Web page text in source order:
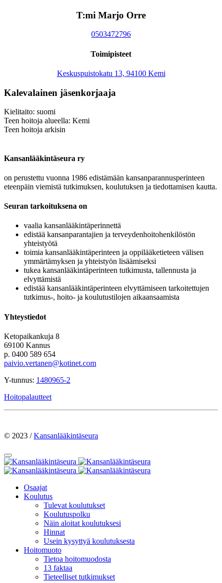
T:mi Marjo Orre
0503472796
Toimipisteet
Keskuspuistokatu 13, 94100 Kemi
Kalevalainen jäsenkorjaaja
Kielitaito: suomi
Teen hoitoja alueella: Kemi
Teen hoitoja arkisin
Kansanlääkintäseura ry
on perustettu vuonna 1986 edistämään kansanparannusperinteen
eteenpäin viemistä tutkimuksen, koulutuksen ja tiedottamisen kautta.
Seuran tarkoituksena on
vaalia kansanlääkintäperinnettä
edistää kansanparantajien ja terveydenhoitohenkilöstön
yhteistyötä
toimia kansanlääkintäperinteen ja oppilääketieteen välisen
ymmärtämyksen ja yhteistyön lisäämiseksi
tukea kansanlääkintäperinteen tutkimusta, tallennusta ja
elvyttämistä
edistää kansanlääkintäperinteen elvyttämiseen tarkoitettujen
tutkimus-, hoito- ja koulutustilojen aikaansaamista
Yhteystiedot
Ketopaikankuja 8
69100 Kannus
p. 0400 589 654
paivio.vertanen@kotinet.com
Y-tunnus: 1480965-2
Hoitopalautteet
© 2023 /Kansanlääkintäseura
Osaajat
Koulutus
Tulevat koulutukset
Koulutuspolku
Näin aloitat koulutuksesi
Hinnat
Usein kysyttyä koulutuksesta
Hoitomuoto
Tietoa hoitomuodosta
13 faktaa
Tieteelliset tutkimukset